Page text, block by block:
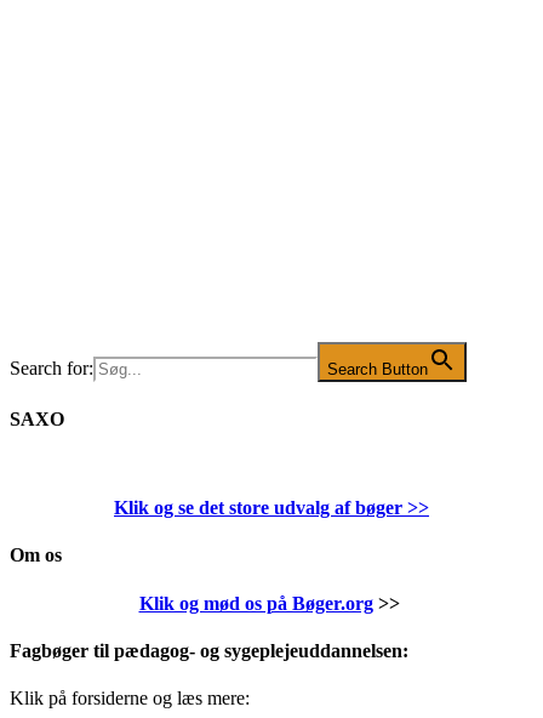
Search for: Search Button
SAXO
Klik og se det store udvalg af bøger >>
Om os
Klik og mød os på Bøger.org>>
Fagbøger til pædagog- og sygeplejeuddannelsen:
Klik på forsiderne og læs mere: